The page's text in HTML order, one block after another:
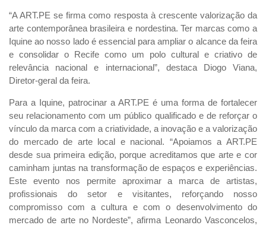
“A ART.PE se firma como resposta à crescente valorização da
arte contemporânea brasileira e nordestina. Ter marcas como a
Iquine ao nosso lado é essencial para ampliar o alcance da feira
e consolidar o Recife como um polo cultural e criativo de
relevância nacional e internacional”, destaca Diogo Viana,
Diretor-geral da feira.
Para a Iquine, patrocinar a ART.PE é uma forma de fortalecer
seu relacionamento com um público qualificado e de reforçar o
vínculo da marca com a criatividade, a inovação e a valorização
do mercado de arte local e nacional. “Apoiamos a ART.PE
desde sua primeira edição, porque acreditamos que arte e cor
caminham juntas na transformação de espaços e experiências.
Este evento nos permite aproximar a marca de artistas,
profissionais do setor e visitantes, reforçando nosso
compromisso com a cultura e com o desenvolvimento do
mercado de arte no Nordeste”, afirma Leonardo Vasconcelos,